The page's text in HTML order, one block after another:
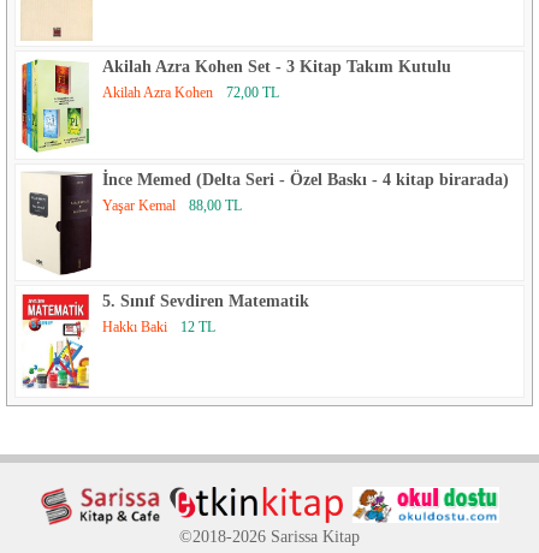
Akilah Azra Kohen Set - 3 Kitap Takım Kutulu
Akilah Azra Kohen 72,00 TL
İnce Memed (Delta Seri - Özel Baskı - 4 kitap birarada)
Yaşar Kemal 88,00 TL
5. Sınıf Sevdiren Matematik
Hakkı Baki 12 TL
©2018-2026 Sarissa Kitap